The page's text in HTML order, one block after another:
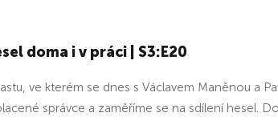
doma i v práci | S3:E20
ve kterém se dnes s Václavem Maněnou a
správce a zaměříme se na sdílení hesel.